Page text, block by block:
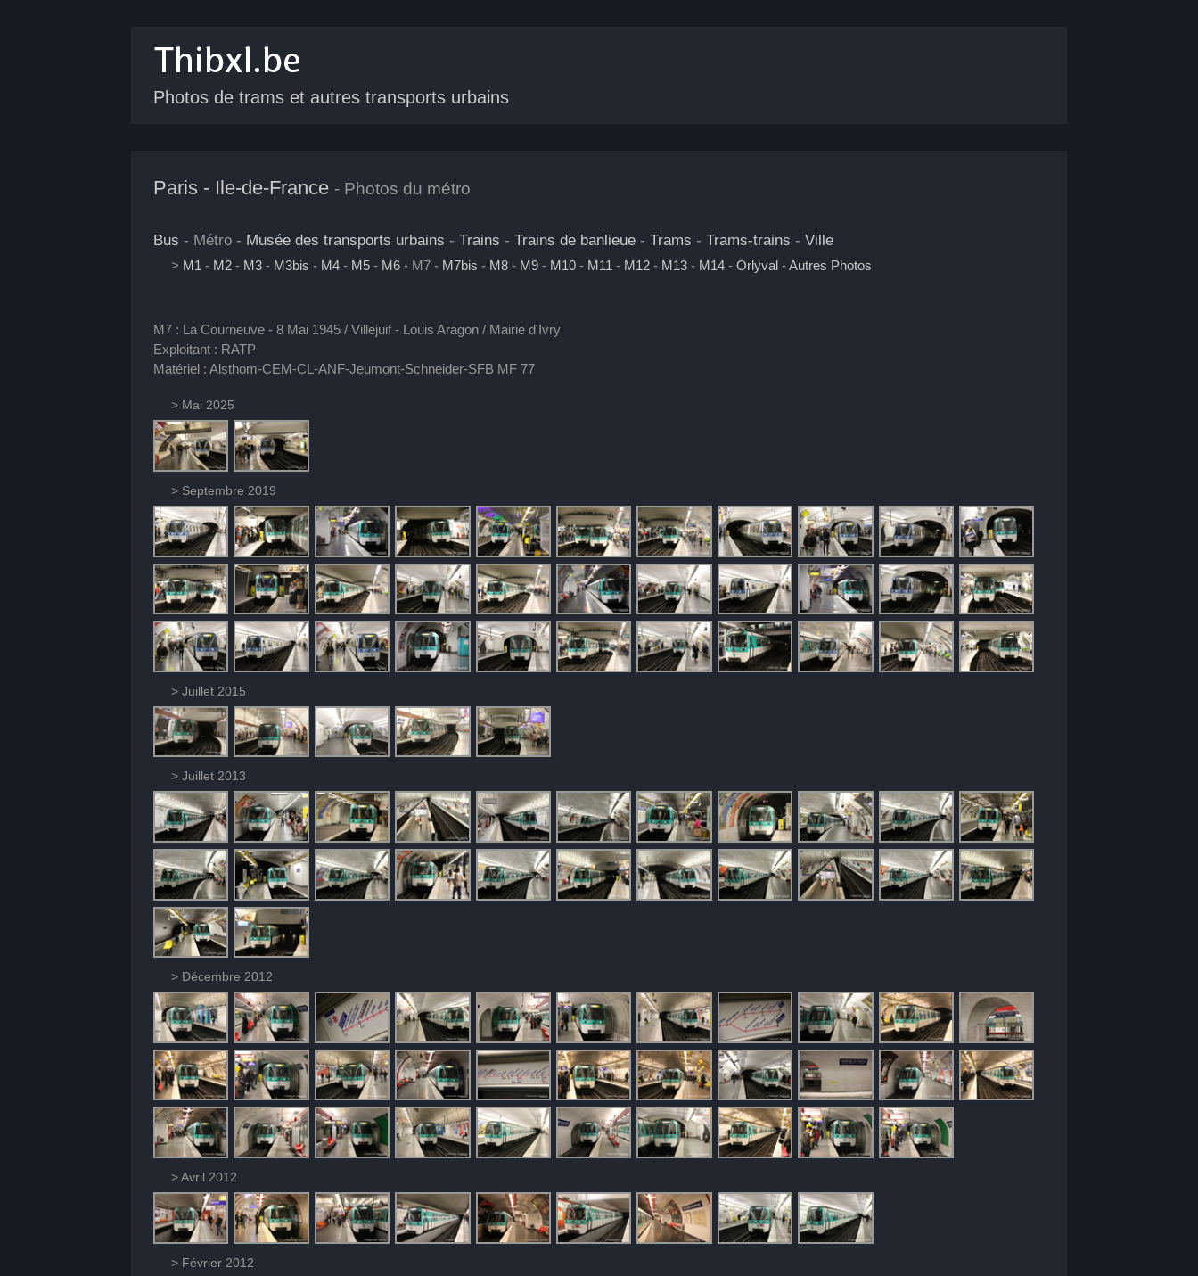
Photos de trams et autres transports urbains
Paris - Ile-de-France - Photos du métro
Bus - Métro - Musée des transports urbains - Trains - Trains de banlieue - Trams - Trams-trains - Ville
> M1 - M2 - M3 - M3bis - M4 - M5 - M6 - M7 - M7bis - M8 - M9 - M10 - M11 - M12 - M13 - M14 - Orlyval -Autres Photos
M7 : La Courneuve - 8 Mai 1945 / Villejuif - Louis Aragon / Mairie d'Ivry
Exploitant : RATP
Matériel : Alsthom-CEM-CL-ANF-Jeumont-Schneider-SFB MF 77
> Mai 2025
> Septembre 2019
> Juillet 2015
> Juillet 2013
> Décembre 2012
> Avril 2012
> Février 2012